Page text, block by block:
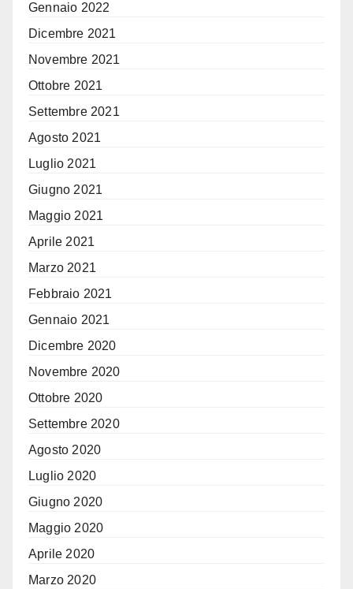
Gennaio 2022
Dicembre 2021
Novembre 2021
Ottobre 2021
Settembre 2021
Agosto 2021
Luglio 2021
Giugno 2021
Maggio 2021
Aprile 2021
Marzo 2021
Febbraio 2021
Gennaio 2021
Dicembre 2020
Novembre 2020
Ottobre 2020
Settembre 2020
Agosto 2020
Luglio 2020
Giugno 2020
Maggio 2020
Aprile 2020
Marzo 2020